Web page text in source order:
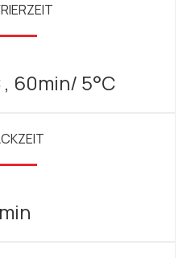
, 60min/ 5°C
min